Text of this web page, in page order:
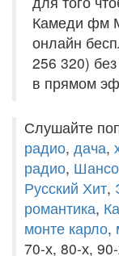
Камеди фм
онлайн
256 320)
в прямом
Слушайте
радио, дача,
радио,
Русский Хит,
романтика,
монте карло,
70-х, 80-х,